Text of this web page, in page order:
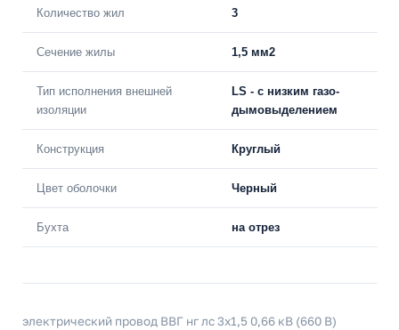
Количество жил 3
Сечение жилы 1,5 мм2
Тип исполнения внешней
изоляции
LS - с низким газо-
дымовыделением
Конструкция Круглый
Цвет оболочки Черный
Бухта на отрез
электрический провод ВВГ нг лс 3x1,5 0,66 кВ (660 В)